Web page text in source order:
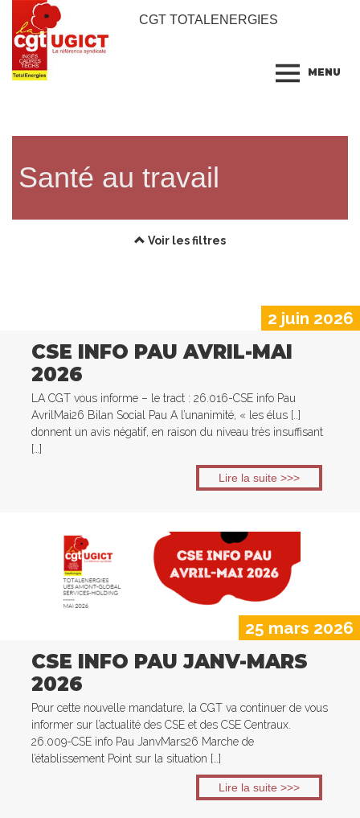
CGT TOTALENERGIES
MENU
Santé au travail
Voir les filtres
2 juin 2026
CSE INFO PAU AVRIL-MAI
2026
LA CGT vous informe – le tract : 26.016-CSE info Pau
AvrilMai26 Bilan Social Pau A l’unanimité, « les élus [..]
donnent un avis négatif, en raison du niveau très insuffisant
[…]
Lire la suite >>>
25 mars 2026
CSE INFO PAU JANV-MARS
2026
Pour cette nouvelle mandature, la CGT va continuer de vous
informer sur l’actualité des CSE et des CSE Centraux.
26.009-CSE info Pau JanvMars26 Marche de
l’établissement Point sur la situation […]
Lire la suite >>>